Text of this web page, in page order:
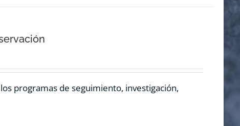
programas de seguimiento, investigación,